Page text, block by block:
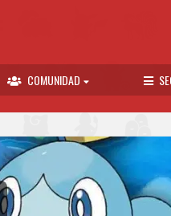
COMUNIDAD